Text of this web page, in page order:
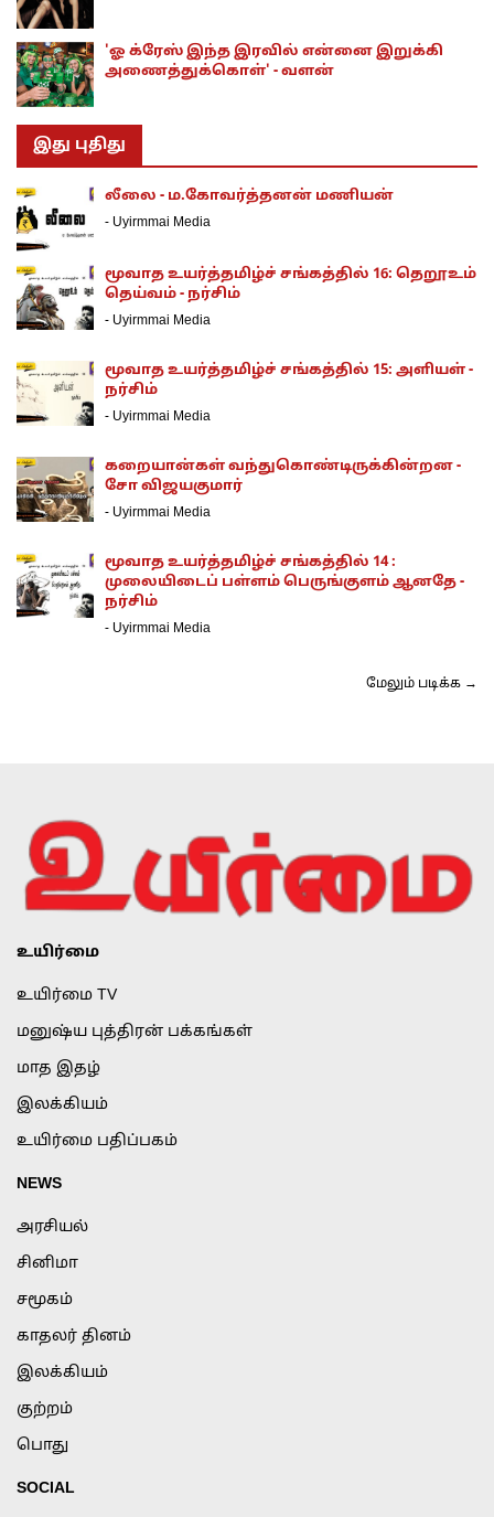
'ஓ க்ரேஸ் இந்த இரவில் என்னை இறுக்கி
அணைத்துக்கொள்' - வளன்
இது புதிது
லீலை - ம.கோவர்த்தனன் மணியன்
- Uyirmmai Media
மூவாத உயர்த்தமிழ்ச் சங்கத்தில் 16: தெறூஉம்
தெய்வம் - நர்சிம்
- Uyirmmai Media
மூவாத உயர்த்தமிழ்ச் சங்கத்தில் 15: அளியள் -
நர்சிம்
- Uyirmmai Media
கறையான்கள் வந்துகொண்டிருக்கின்றன -
சோ விஜயகுமார்
- Uyirmmai Media
மூவாத உயர்த்தமிழ்ச் சங்கத்தில் 14 :
முலையிடைப் பள்ளம் பெருங்குளம் ஆனதே -
நர்சிம்
- Uyirmmai Media
மேலும் படிக்க →
உயிர்மை
உயிர்மை TV
மனுஷ்ய புத்திரன் பக்கங்கள்
மாத இதழ்
இலக்கியம்
உயிர்மை பதிப்பகம்
NEWS
அரசியல்
சினிமா
சமூகம்
காதலர் தினம்
இலக்கியம்
குற்றம்
பொது
SOCIAL